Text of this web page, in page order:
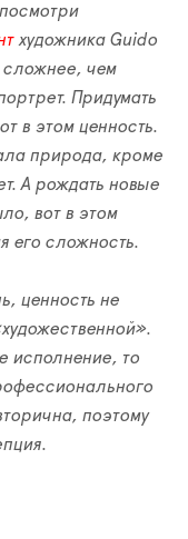
художника Guido
сложнее, чем
Придумать
в этом ценность.
природа, кроме
А рождать новые
вот в этом
его сложность.
ценность не
исполнение, то
поэтому